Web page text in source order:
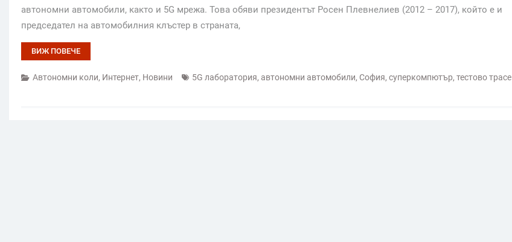
автономни автомобили, както и 5G мрежа. Това обяви президентът Росен Плевнелиев (2012 – 2017), който е и
председател на автомобилния клъстер в страната,
ВИЖ ПОВЕЧЕ
Автономни коли, Интернет, Новини 5G лаборатория, автономни автомобили, София, суперкомпютър, тестово трасе